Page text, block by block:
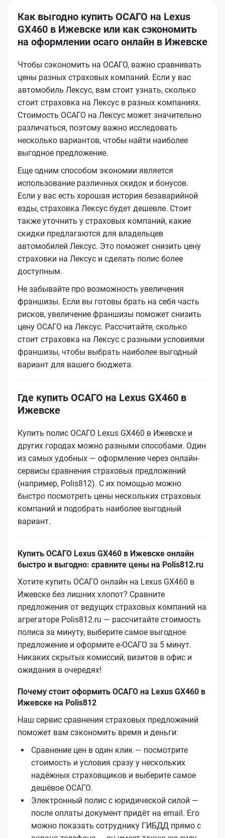
Как выгодно купить ОСАГО на Lexus
GX460 в Ижевске или как сэкономить
на оформлении осаго онлайн в Ижевске
Чтобы сэкономить на ОСАГО, важно сравнивать
цены разных страховых компаний. Если у вас
автомобиль Лексус, вам стоит узнать, сколько
стоит страховка на Лексус в разных компаниях.
Стоимость ОСАГО на Лексус может значительно
различаться, поэтому важно исследовать
несколько вариантов, чтобы найти наиболее
выгодное предложение.
Еще одним способом экономии является
использование различных скидок и бонусов.
Если у вас есть хорошая история безаварийной
езды, страховка Лексус будет дешевле. Стоит
также уточнить у страховых компаний, какие
скидки предлагаются для владельцев
автомобилей Лексус. Это поможет снизить цену
страховки на Лексус и сделать полис более
доступным.
Не забывайте про возможность увеличения
франшизы. Если вы готовы брать на себя часть
рисков, увеличение франшизы поможет снизить
цену ОСАГО на Лексус. Рассчитайте, сколько
стоит страховка на Лексус с разными условиями
франшизы, чтобы выбрать наиболее выгодный
вариант для вашего бюджета.
Где купить ОСАГО на Lexus GX460 в
Ижевске
Купить полис ОСАГО Lexus GX460 в Ижевске и
других городах можно разными способами. Один
из самых удобных — оформление через онлайн-
сервисы сравнения страховых предложений
(например, Polis812). С их помощью можно
быстро посмотреть цены нескольких страховых
компаний и подобрать наиболее выгодный
вариант.
Купить ОСАГО Lexus GX460 в Ижевске онлайн
быстро и выгодно: сравните цены на Polis812.ru
Хотите купить ОСАГО онлайн на Lexus GX460 в
Ижевске без лишних хлопот? Сравните
предложения от ведущих страховых компаний на
агрегаторе Polis812.ru — рассчитайте стоимость
полиса за минуту, выберите самое выгодное
предложение и оформите е‑ОСАГО за 5 минут.
Никаких скрытых комиссий, визитов в офис и
ожидания в очередях!
Почему стоит оформить ОСАГО на Lexus GX460 в
Ижевске на Polis812
Наш сервис сравнения страховых предложений
поможет вам сэкономить время и деньги:
Сравнение цен в один клик — посмотрите
стоимость и условия сразу у нескольких
надёжных страховщиков и выберите самое
дешёвое ОСАГО.
Электронный полис с юридической силой —
после оплаты документ придёт на email. Его
можно показать сотруднику ГИБДД прямо с